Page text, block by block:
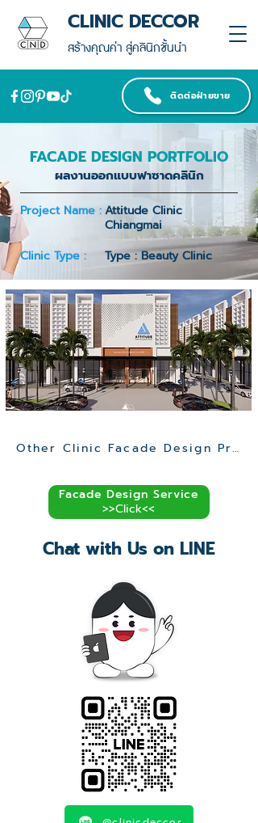
สร้างคุณค่า สู่คลินิกชั้นนำ
CLINIC DECCOR
ติดต่อฝ่ายขาย
FACADE DESIGN PORTFOLIO
ผลงานออกแบบฟาซาดคลินิก
Project Name :Attitude Clinic
Chiangmai
Clinic Type :
Type : Beauty Clinic
Other Clinic Facade Design Projects >>
Facade Design Service
>>Click<<
Chat with Us on LINE